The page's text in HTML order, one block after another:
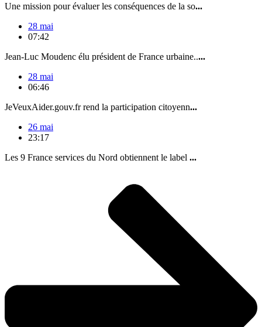
Une mission pour évaluer les conséquences de la so...
28 mai
07:42
Jean-Luc Moudenc élu président de France urbaine.....
28 mai
06:46
JeVeuxAider.gouv.fr rend la participation citoyenn...
26 mai
23:17
Les 9 France services du Nord obtiennent le label ...